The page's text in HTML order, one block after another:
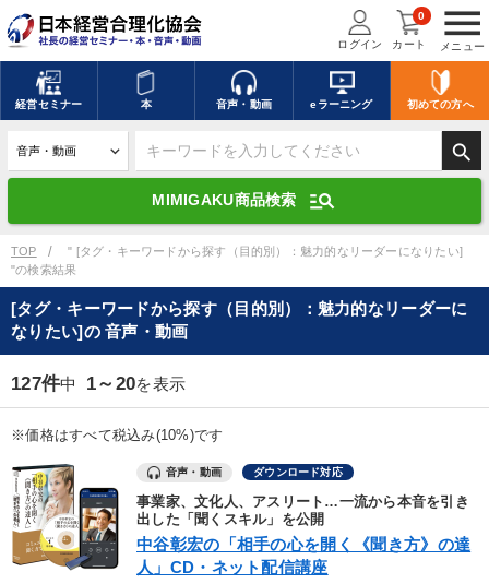
menu
メニュー
ログイン カート
0
経営セミナー 本 音声・動画 eラーニング 初めての方へ
search
MIMIGAKU商品検索 manage_search
キーワードを入力して探す
デジタル版対応のみ検索結果に表示する
search 上記の条件で検索
mic 講演収録物を探す
ます
カテゴリー
優秀各社の智恵と戦略 事業家のロマンと経営
若手異才経営者の発想 専門家のアドバイス
TOP
" [タグ・キーワードから探す（目的別）：魅力的なリーダーになりたい]
"の検索結果
[タグ・キーワードから探す（目的別）：魅力的なリーダーに
なりたい]の 音声・動画
127件中 1～20を表示
※価格はすべて税込み(10%)です
音声・動画 ダウンロード対応
事業家、文化人、アスリート…一流から本音を引き
出した「聞くスキル」を公開
中谷彰宏の「相手の心を開く《聞き方》の達
人」CD・ネット配信講座